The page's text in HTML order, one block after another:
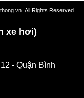
.All Rights Reserved
xe hơi)
- Quận Bình